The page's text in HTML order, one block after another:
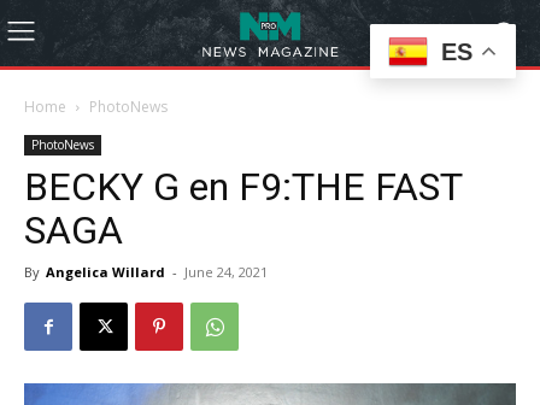
Home PhotoNews
PhotoNews
BECKY G en F9:THE FAST
SAGA
By Angelica Willard - June 24, 2021
ES